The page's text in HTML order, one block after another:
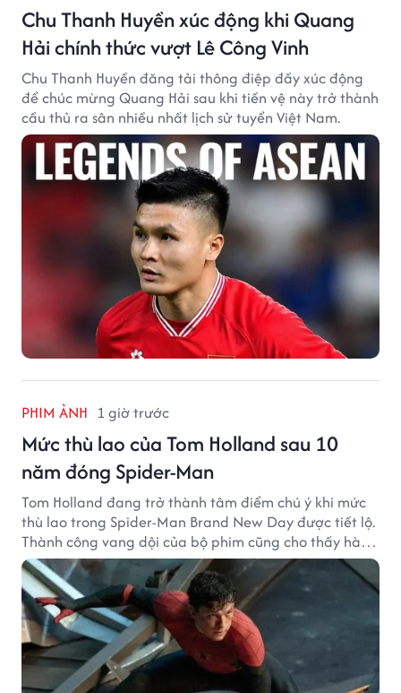
Chu Thanh Huyền xúc động khi Quang
Hải chính thức vượt Lê Công Vinh
Chu Thanh Huyền đăng tải thông điệp đầy xúc động
để chúc mừng Quang Hải sau khi tiền vệ này trở thành
cầu thủ ra sân nhiều nhất lịch sử tuyển Việt Nam.
PHIM ẢNH 1 giờ trước
Mức thù lao của Tom Holland sau 10
năm đóng Spider-Man
Tom Holland đang trở thành tâm điểm chú ý khi mức
thù lao trong Spider-Man Brand New Day được tiết lộ.
Thành công vang dội của bộ phim cũng cho thấy hành
trình thăng hạng đáng chú ý của nam diễn viên sau
một thập kỷ gắn bó với vai Người Nhện.